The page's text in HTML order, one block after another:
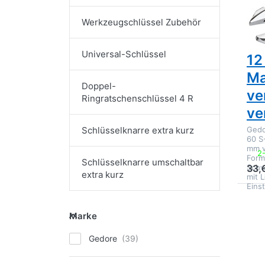
Werkzeugschlüssel Zubehör
Universal-Schlüssel
Doppel-
Ringratschenschlüssel 4 R
Schlüsselknarre extra kurz
Schlüsselknarre umschaltbar
extra kurz
Marke
Marke
Gedore
60
mm
mit